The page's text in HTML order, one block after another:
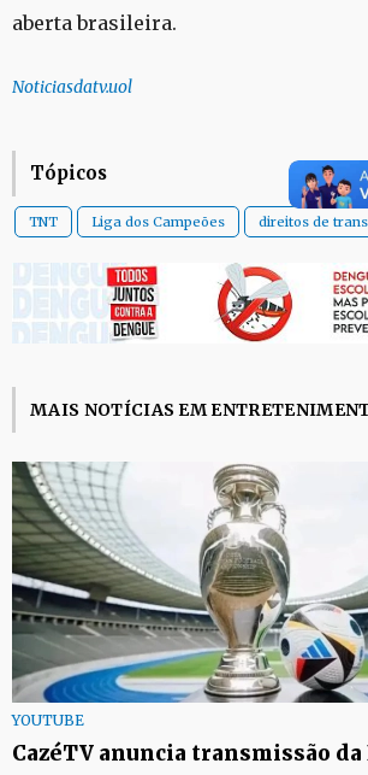
aberta brasileira.
Noticiasdatv.uol
Tópicos
TNT Liga dos Campeões direitos de
MAIS NOTÍCIAS EM
YOUTUBE
CazéTV anuncia transmissão da